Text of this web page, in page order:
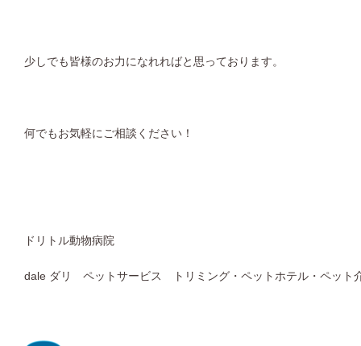
少しでも皆様のお力になれればと思っております。
何でもお気軽にご相談ください！
ドリトル動物病院
dale ダリ ペットサービス トリミング・ペットホテル・ペット